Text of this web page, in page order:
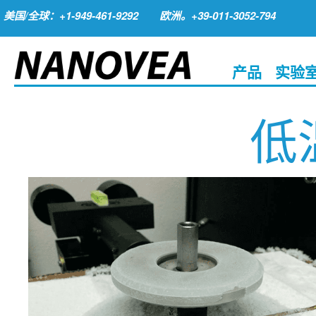
美国/全球：+1-949-461-9292 欧洲。+39-011-3052-794
产品 实验
低